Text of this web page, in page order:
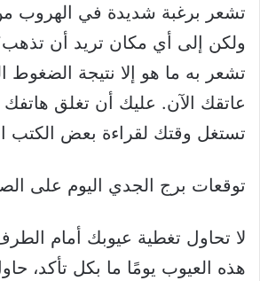
تشعر برغبة شديدة في الهروب
ولكن إلى أي مكان تريد أن
تشعر به ما هو إلا نتيجة الضغوط
عاتقك الآن. عليك أن تغلق
تستغل وقتك لقراءة بعض الكتب
توقعات برج الجدي اليوم على
لا تحاول تغطية عيوبك أمام
هذه العيوب يومًا ما بكل تأكد،